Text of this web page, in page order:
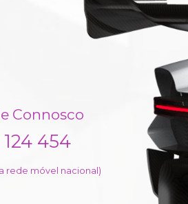
Connosco
454
rede móvel nacional)